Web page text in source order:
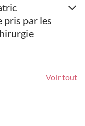
pris par les
Voir tout